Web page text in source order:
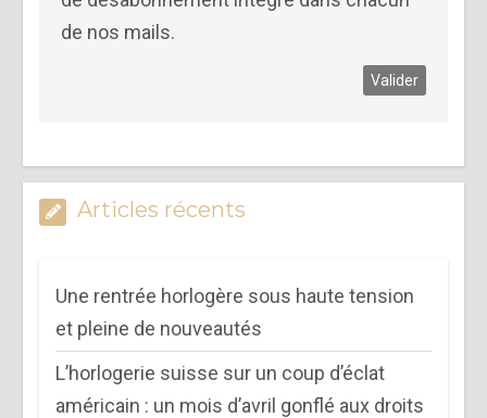
de nos mails.
Articles récents
Une rentrée horlogère sous haute tension
et pleine de nouveautés
L’horlogerie suisse sur un coup d’éclat
américain : un mois d’avril gonflé aux droits